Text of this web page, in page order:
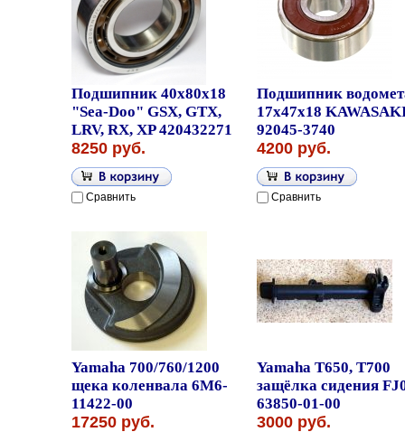
Подшипник 40x80x18
"Sea-Doo" GSX, GTX,
LRV, RX, XP 420432271
8250 руб.
Сравнить
Подшипник
17x47x18
92045-3740
4200 руб.
Сравнить
Yamaha 700/760/1200
щека коленвала 6M6-
11422-00
17250 руб.
Yamaha T650, T700
защёлка сидения
63850-01-00
3000 руб.